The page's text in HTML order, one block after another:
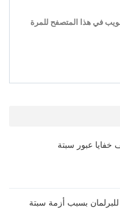
في هذا المتصفح للمرة
عبور سبتة
للبرلمان بسبب أزمة سبتة